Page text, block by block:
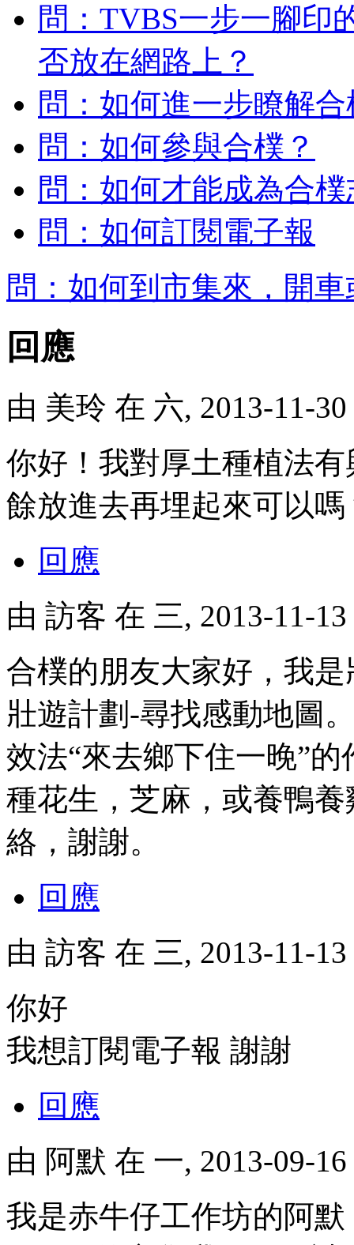
問：TVBS一步一腳印
否放在網路上？
問：如何進一步瞭解
問：如何參與合樸？
問：如何才能成為合
問：如何訂閱電子報
問：如何到市集來，開
回應
由 美玲 在 六, 2013-11-
你好！我對厚土種植法
餘放進去再埋起來可以
回應
由 訪客 在 三, 2013-11-
合樸的朋友大家好，我
壯遊計劃-尋找感動地圖
效法“來去鄉下住一晚”
種花生，芝麻，或養鴨
絡，謝謝。
回應
由 訪客 在 三, 2013-11-
你好
我想訂閱電子報 謝謝
回應
由 阿默 在 一, 2013-09-
我是赤牛仔工作坊的阿默